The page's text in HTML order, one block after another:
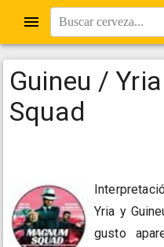
Buscar cerveza...
Guineu /
Squad
Yria y
gusto